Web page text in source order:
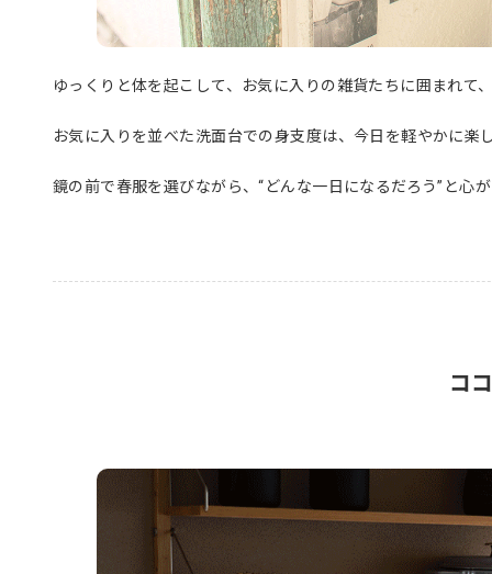
ゆっくりと体を起こして、お気に入りの雑貨たちに囲まれて
お気に入りを並べた洗面台での身支度は、今日を軽やかに楽
鏡の前で春服を選びながら、“どんな一日になるだろう”と心
コ